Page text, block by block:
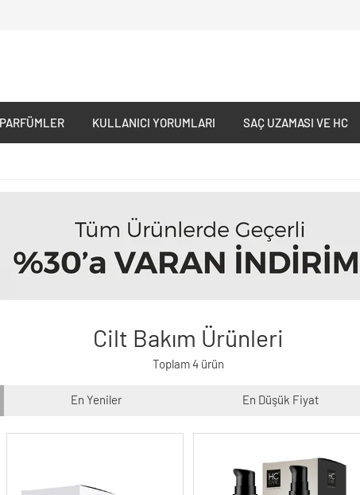
PARFÜMLER KULLANICI YORUMLARI SAÇ UZAMASI VE HC
Cilt Bakım Ürünleri
Toplam 4 ürün
En Yeniler En Düşük Fiyat